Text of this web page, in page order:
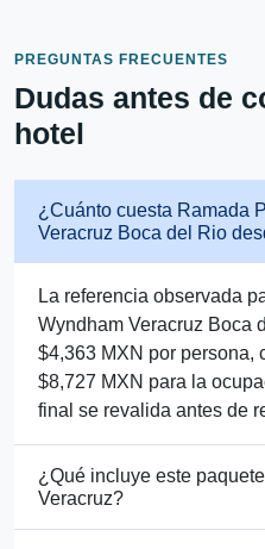
PREGUNTAS FRECUENTES
Dudas antes de
hotel
¿Cuánto cuesta Ramada
Veracruz Boca del Rio
La referencia observada
Wyndham Veracruz Boca
$4,363 MXN por persona,
$8,727 MXN para la
final se revalida antes de
¿Qué incluye este
Veracruz?